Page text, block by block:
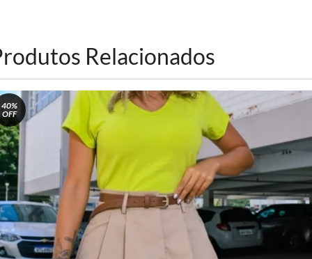
Relacionados
40%
OFF